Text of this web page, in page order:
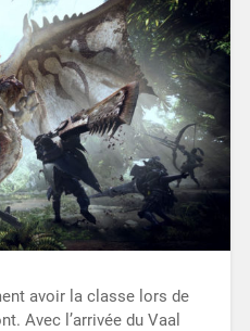
avoir la classe lors de
Avec l’arrivée du Vaal